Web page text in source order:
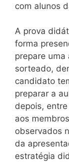
com alunos
A prova
forma
prepare uma
sorteado,
candidato
preparar a
depois,
aos
observados
da
estratégia